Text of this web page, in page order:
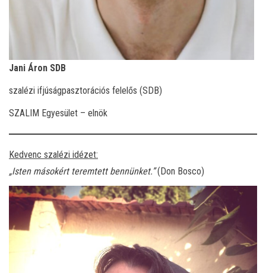
Jani Áron SDB
szalézi ifjúságpasztorációs felelős (SDB)
SZALIM Egyesület – elnök
Kedvenc szalézi idézet:
„Isten másokért teremtett bennünket.”(Don Bosco)